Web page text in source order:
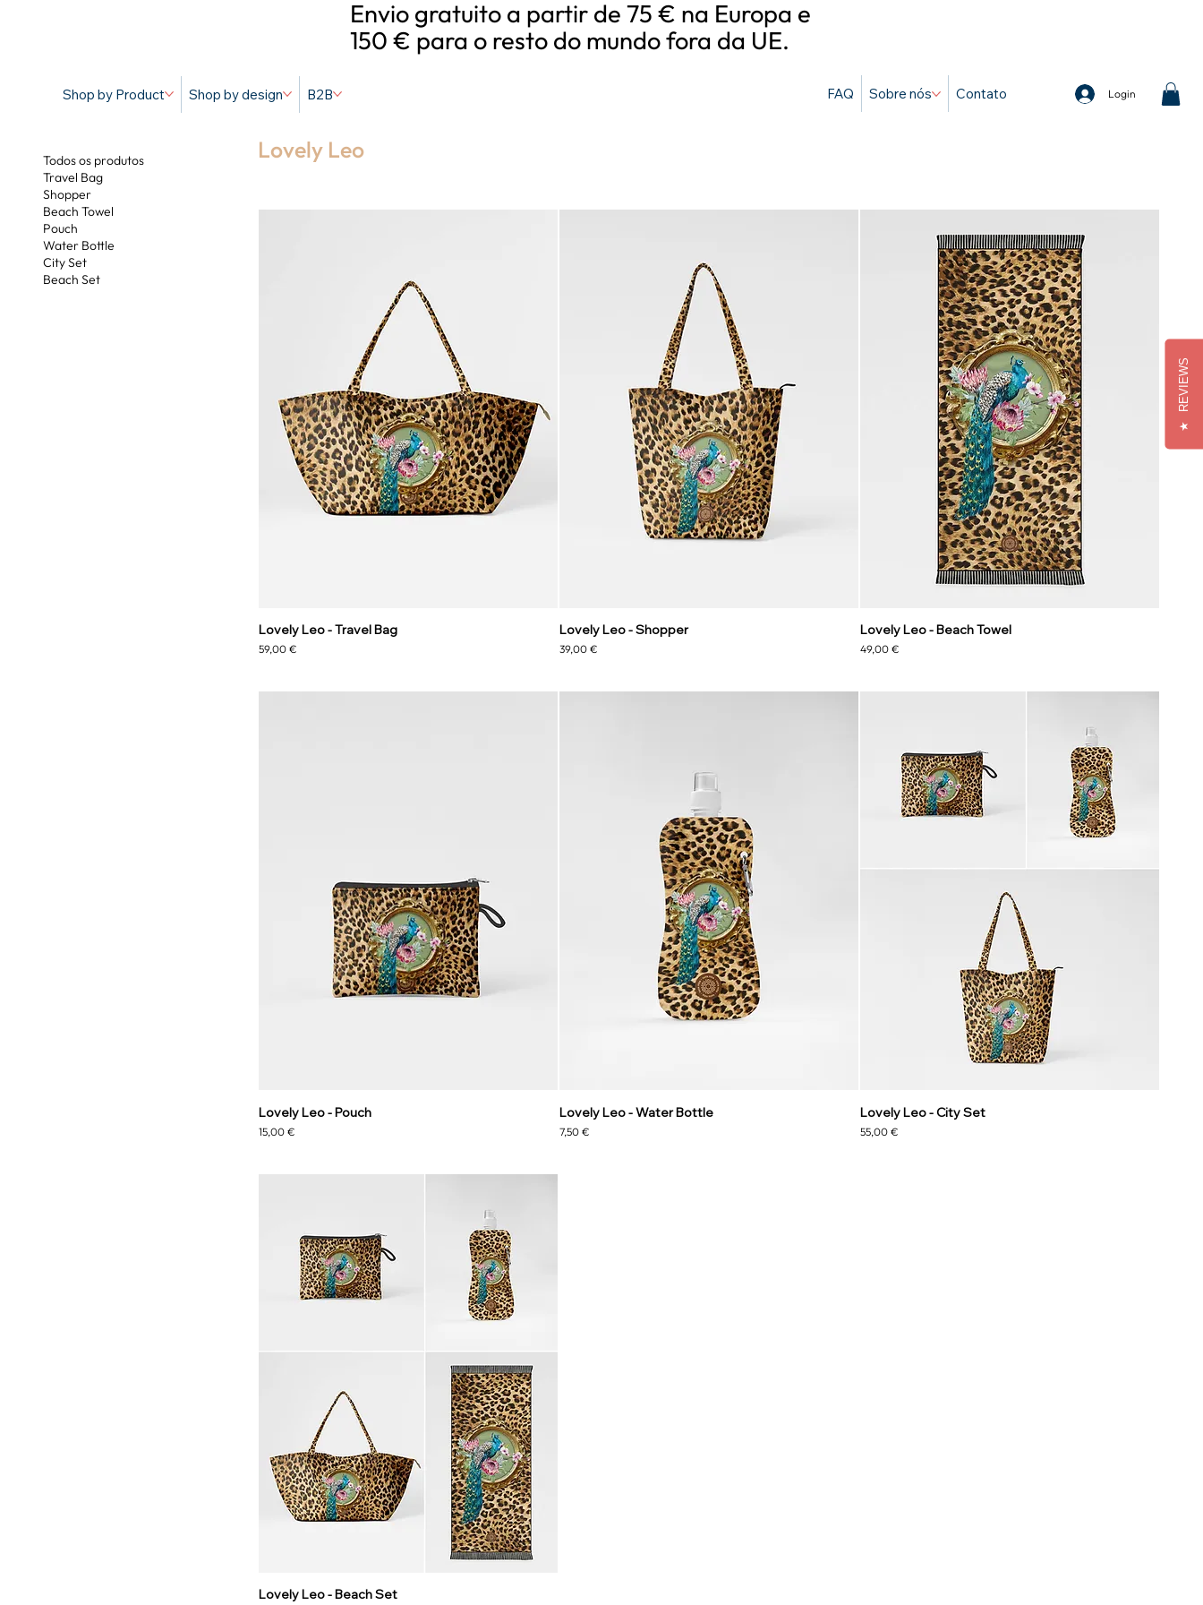
Shop by Product Shop by design B2B Login
FAQ Sobre nós Contato
Envio gratuito a partir de 75 € na Europa e
150 € para o resto do mundo fora da UE.
Todos os produtos
Travel Bag
Shopper
Beach Towel
Pouch
Water Bottle
City Set
Beach Set
Lovely Leo
Lovely Leo - Travel Bag
Preço
59,00 €
Lovely Leo - Shopper
Preço
39,00 €
Lovely Leo - Beach Towel
Preço
49,00 €
Lovely Leo - Pouch
Preço
15,00 €
Lovely Leo - Water Bottle
Preço
7,50 €
Lovely Leo - City Set
Preço
55,00 €
Lovely Leo - Beach Set
★
REVIEWS